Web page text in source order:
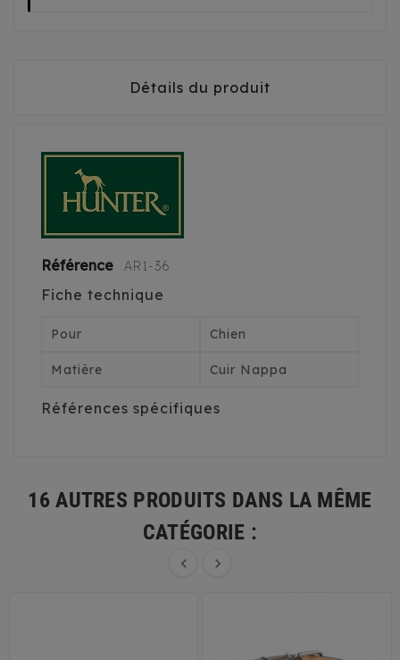
Détails du produit
Référence AR1-36
Fiche technique
Pour Chien
Matière Cuir Nappa
Références spécifiques
16 AUTRES PRODUITS DANS LA MÊME
CATÉGORIE :
 